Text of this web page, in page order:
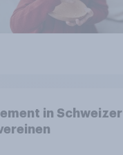
in Schweizer